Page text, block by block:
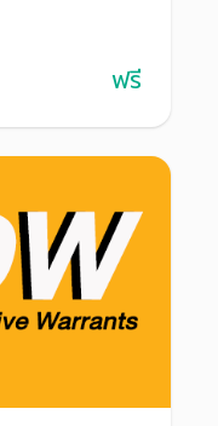
ฟรี